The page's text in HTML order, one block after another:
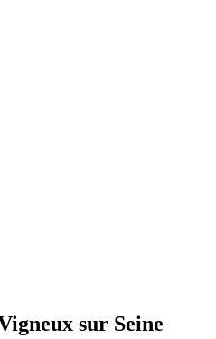
sur Seine